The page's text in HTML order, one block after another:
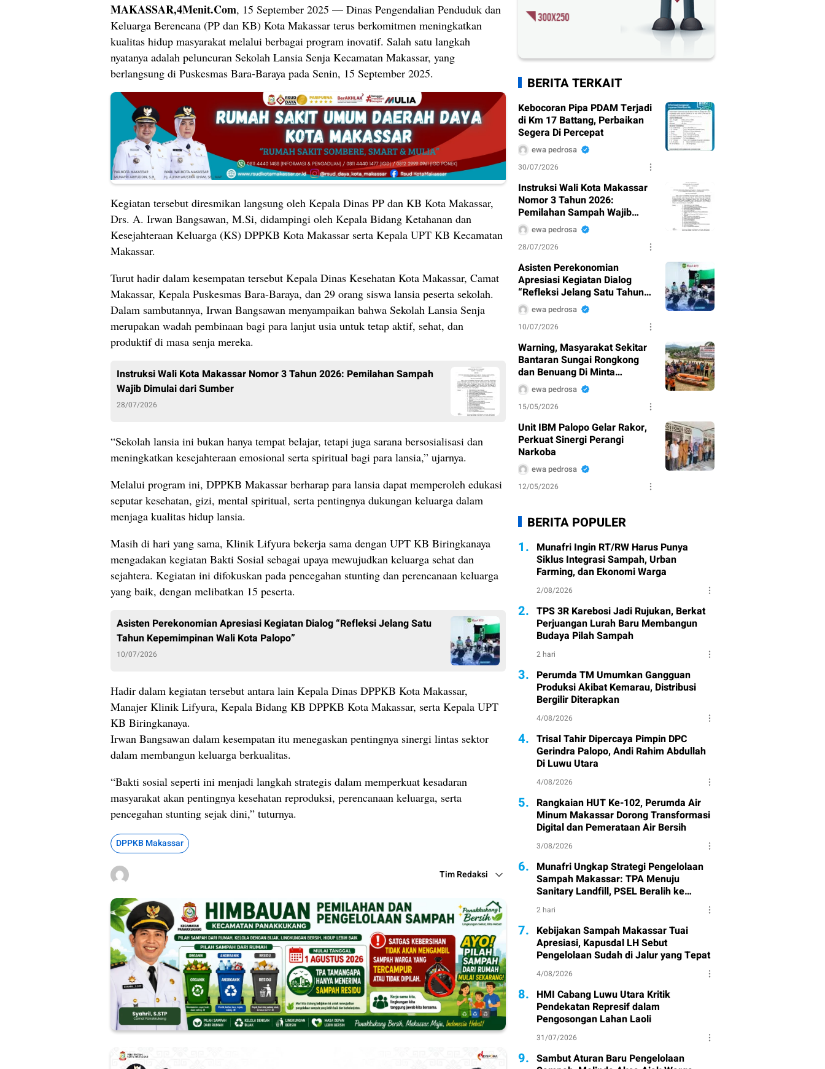
MAKASSAR,4Menit.Com, 15 September 2025 — Dinas Pengendalian Penduduk dan
Keluarga Berencana (PP dan KB) Kota Makassar terus berkomitmen meningkatkan
kualitas hidup masyarakat melalui berbagai program inovatif. Salah satu langkah
nyatanya adalah peluncuran Sekolah Lansia Senja Kecamatan Makassar, yang
berlangsung di Puskesmas Bara-Baraya pada Senin, 15 September 2025.
Kegiatan tersebut diresmikan langsung oleh Kepala Dinas PP dan KB Kota Makassar,
Drs. A. Irwan Bangsawan, M.Si, didampingi oleh Kepala Bidang Ketahanan dan
Kesejahteraan Keluarga (KS) DPPKB Kota Makassar serta Kepala UPT KB Kecamatan
Makassar.
Turut hadir dalam kesempatan tersebut Kepala Dinas Kesehatan Kota Makassar, Camat
Makassar, Kepala Puskesmas Bara-Baraya, dan 29 orang siswa lansia peserta sekolah.
Dalam sambutannya, Irwan Bangsawan menyampaikan bahwa Sekolah Lansia Senja
merupakan wadah pembinaan bagi para lanjut usia untuk tetap aktif, sehat, dan
produktif di masa senja mereka.
Instruksi Wali Kota Makassar Nomor 3 Tahun 2026: Pemilahan Sampah
Wajib Dimulai dari Sumber
28/07/2026
“Sekolah lansia ini bukan hanya tempat belajar, tetapi juga sarana bersosialisasi dan
meningkatkan kesejahteraan emosional serta spiritual bagi para lansia,” ujarnya.
Melalui program ini, DPPKB Makassar berharap para lansia dapat memperoleh edukasi
seputar kesehatan, gizi, mental spiritual, serta pentingnya dukungan keluarga dalam
menjaga kualitas hidup lansia.
Masih di hari yang sama, Klinik Lifyura bekerja sama dengan UPT KB Biringkanaya
mengadakan kegiatan Bakti Sosial sebagai upaya mewujudkan keluarga sehat dan
sejahtera. Kegiatan ini difokuskan pada pencegahan stunting dan perencanaan keluarga
yang baik, dengan melibatkan 15 peserta.
Asisten Perekonomian Apresiasi Kegiatan Dialog “Refleksi Jelang Satu
Tahun Kepemimpinan Wali Kota Palopo”
10/07/2026
Hadir dalam kegiatan tersebut antara lain Kepala Dinas DPPKB Kota Makassar,
Manajer Klinik Lifyura, Kepala Bidang KB DPPKB Kota Makassar, serta Kepala UPT
KB Biringkanaya.
Irwan Bangsawan dalam kesempatan itu menegaskan pentingnya sinergi lintas sektor
dalam membangun keluarga berkualitas.
“Bakti sosial seperti ini menjadi langkah strategis dalam memperkuat kesadaran
masyarakat akan pentingnya kesehatan reproduksi, perencanaan keluarga, serta
pencegahan stunting sejak dini,” tuturnya.
DPPKB Makassar
Tim Redaksi
BERITA TERKAIT
Kebocoran Pipa PDAM Terjadi
di Km 17 Battang, Perbaikan
Segera Di Percepat
ewa pedrosa
30/07/2026
Instruksi Wali Kota Makassar
Nomor 3 Tahun 2026:
Pemilahan Sampah Wajib
Dimulai dari Sumber
ewa pedrosa
28/07/2026
Asisten Perekonomian
Apresiasi Kegiatan Dialog
“Refleksi Jelang Satu Tahun
Kepemimpinan Wali Kota
Palopo”
ewa pedrosa
10/07/2026
Warning, Masyarakat Sekitar
Bantaran Sungai Rongkong
dan Benuang Di Minta
Waspada
ewa pedrosa
15/05/2026
Unit IBM Palopo Gelar Rakor,
Perkuat Sinergi Perangi
Narkoba
ewa pedrosa
12/05/2026
BERITA POPULER
1. Munafri Ingin RT/RW Harus Punya
Siklus Integrasi Sampah, Urban
Farming, dan Ekonomi Warga
2/08/2026
2. TPS 3R Karebosi Jadi Rujukan, Berkat
Perjuangan Lurah Baru Membangun
Budaya Pilah Sampah
2 hari
3. Perumda TM Umumkan Gangguan
Produksi Akibat Kemarau, Distribusi
Bergilir Diterapkan
4/08/2026
4. Trisal Tahir Dipercaya Pimpin DPC
Gerindra Palopo, Andi Rahim Abdullah
Di Luwu Utara
4/08/2026
5. Rangkaian HUT Ke-102, Perumda Air
Minum Makassar Dorong Transformasi
Digital dan Pemerataan Air Bersih
3/08/2026
6. Munafri Ungkap Strategi Pengelolaan
Sampah Makassar: TPA Menuju
Sanitary Landfill, PSEL Beralih ke
Perpres 109
2 hari
7. Kebijakan Sampah Makassar Tuai
Apresiasi, Kapusdal LH Sebut
Pengelolaan Sudah di Jalur yang Tepat
4/08/2026
8. HMI Cabang Luwu Utara Kritik
Pendekatan Represif dalam
Pengosongan Lahan Laoli
31/07/2026
9. Sambut Aturan Baru Pengelolaan